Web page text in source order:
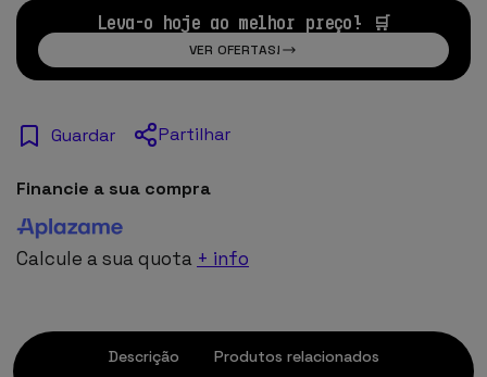
Leva-o hoje ao melhor preço! 🛒
VER OFERTAS!
Guardar Partilhar
Financie a sua compra
Calcule a sua quota + info
Descrição
Produtos relacionados